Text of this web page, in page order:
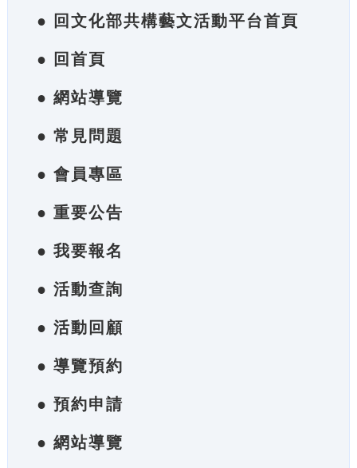
● 回文化部共構藝文活動平台首頁
● 回首頁
● 網站導覽
● 常見問題
● 會員專區
● 重要公告
● 我要報名
● 活動查詢
● 活動回顧
● 導覽預約
● 預約申請
● 網站導覽